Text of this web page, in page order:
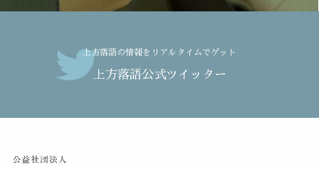
上方落語の情報をリアルタイムでゲット
上方落語公式ツイッター